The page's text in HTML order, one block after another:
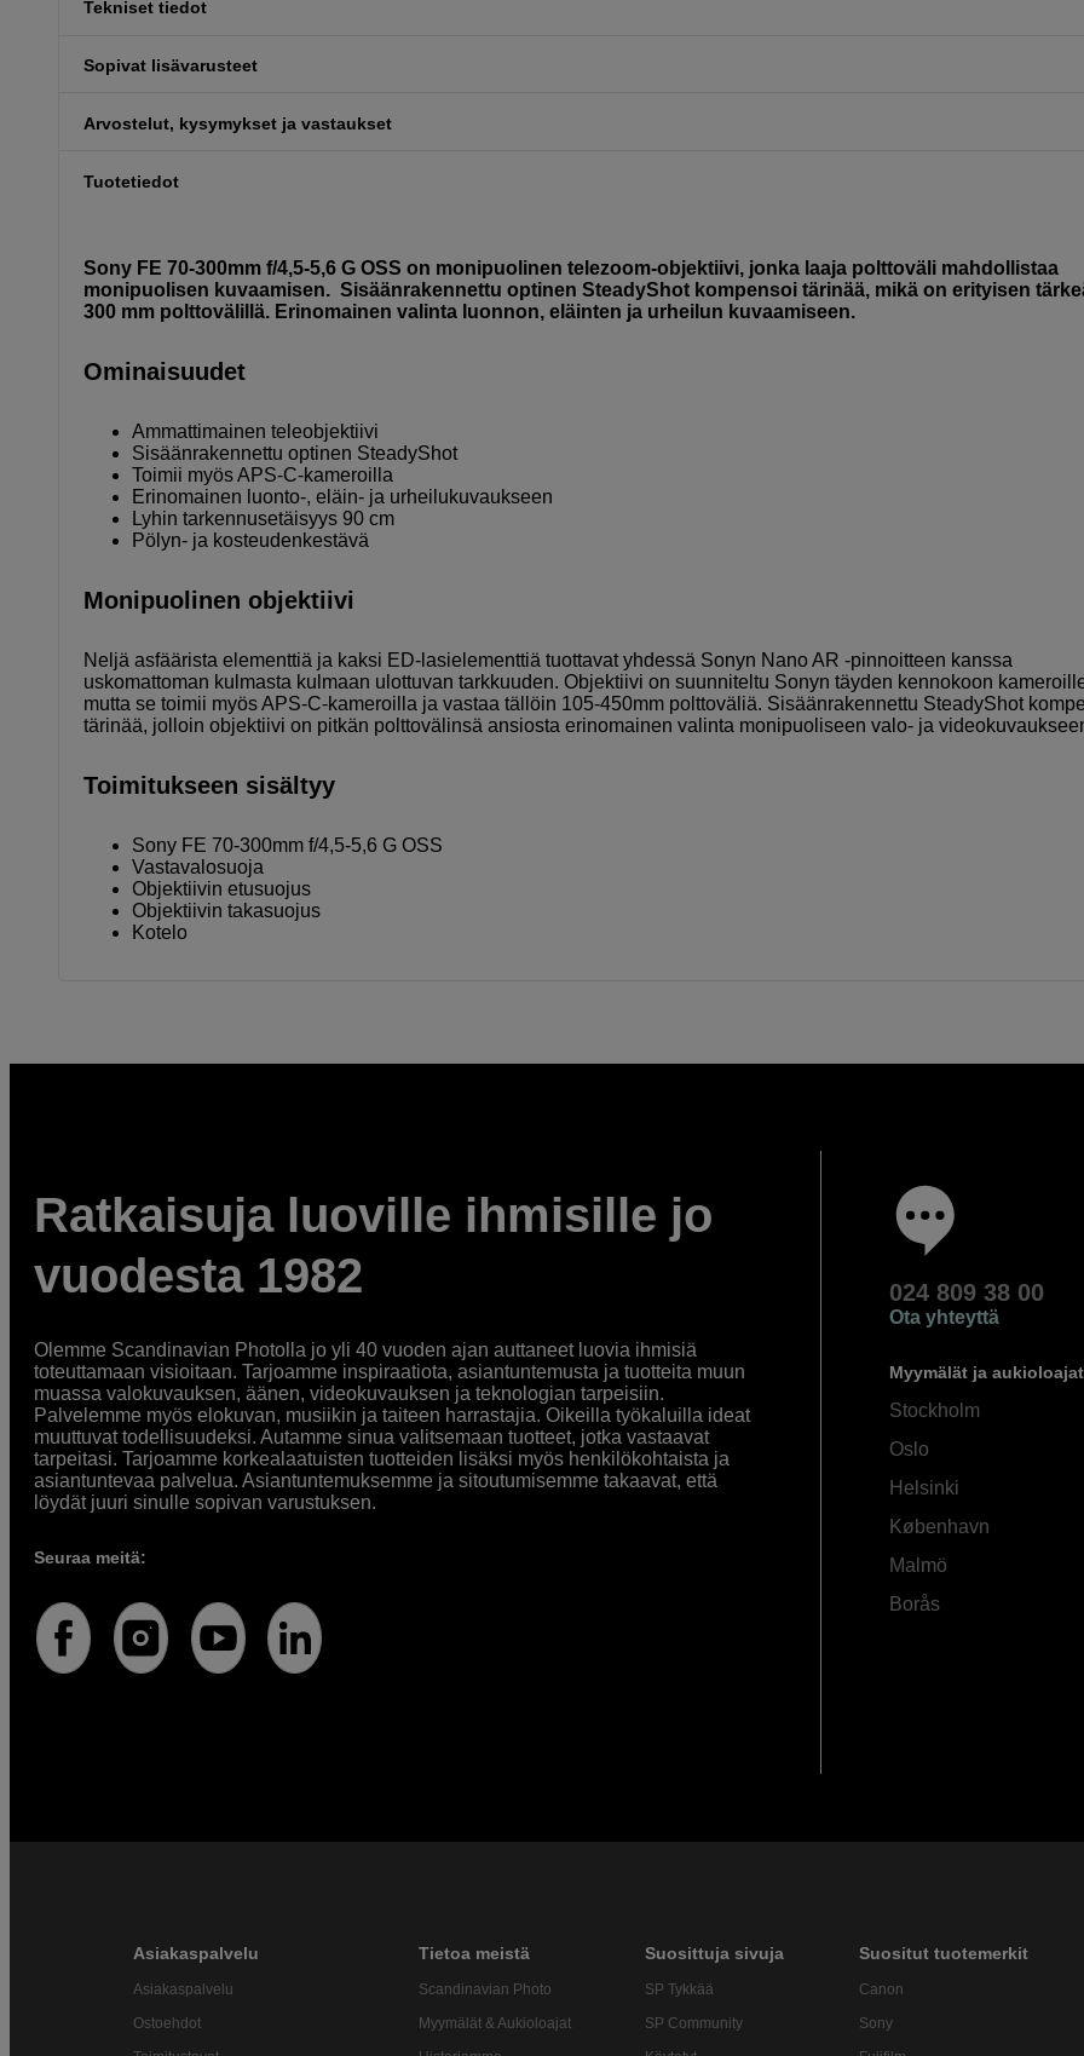
Tekniset tiedot
Sopivat lisävarusteet
Arvostelut, kysymykset ja vastaukset
Tuotetiedot
Sony FE 70-300mm f/4,5-5,6 G OSS on monipuolinen telezoom-objektiivi, jonka laaja polttoväli mahdollistaa
monipuolisen kuvaamisen. Sisäänrakennettu optinen SteadyShot kompensoi tärinää, mikä on erityisen
300 mm polttovälillä. Erinomainen valinta luonnon, eläinten ja urheilun kuvaamiseen.
Ominaisuudet
Ammattimainen teleobjektiivi
Sisäänrakennettu optinen SteadyShot
Toimii myös APS-C-kameroilla
Erinomainen luonto-, eläin- ja urheilukuvaukseen
Lyhin tarkennusetäisyys 90 cm
Pölyn- ja kosteudenkestävä
Monipuolinen objektiivi
Neljä asfäärista elementtiä ja kaksi ED-lasielementtiä tuottavat yhdessä Sonyn Nano AR -pinnoitteen kanssa
uskomattoman kulmasta kulmaan ulottuvan tarkkuuden. Objektiivi on suunniteltu Sonyn täyden kennokoon
mutta se toimii myös APS-C-kameroilla ja vastaa tällöin 105-450mm polttoväliä. Sisäänrakennettu SteadyShot
tärinää, jolloin objektiivi on pitkän polttovälinsä ansiosta erinomainen valinta monipuoliseen valo- ja
Toimitukseen sisältyy
Sony FE 70-300mm f/4,5-5,6 G OSS
Vastavalosuoja
Objektiivin etusuojus
Objektiivin takasuojus
Kotelo
Ratkaisuja luoville ihmisille jo
vuodesta 1982
Olemme Scandinavian Photolla jo yli 40 vuoden ajan auttaneet luovia ihmisiä
toteuttamaan visioitaan. Tarjoamme inspiraatiota, asiantuntemusta ja tuotteita muun
muassa valokuvauksen, äänen, videokuvauksen ja teknologian tarpeisiin.
Palvelemme myös elokuvan, musiikin ja taiteen harrastajia. Oikeilla työkaluilla ideat
muuttuvat todellisuudeksi. Autamme sinua valitsemaan tuotteet, jotka vastaavat
tarpeitasi. Tarjoamme korkealaatuisten tuotteiden lisäksi myös henkilökohtaista ja
asiantuntevaa palvelua. Asiantuntemuksemme ja sitoutumisemme takaavat, että
löydät juuri sinulle sopivan varustuksen.
Seuraa meitä:
024 809 38 00
Ota yhteyttä
Myymälät ja aukioloajat
Stockholm
Oslo
Helsinki
København
Malmö
Borås
Asiakaspalvelu
Asiakaspalvelu
Ostoehdot
Tietoa meistä
Scandinavian Photo
Myymälät & Aukioloajat
Suosittuja sivuja
SP Tykkää
SP Community
Suositut tuotemerkit
Canon
Sony